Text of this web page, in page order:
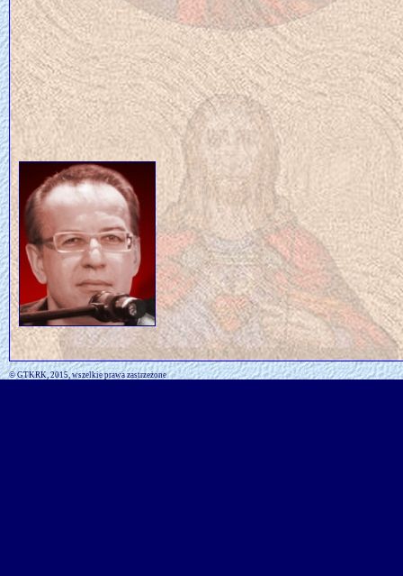
© GTKRK, 2015, wszelkie prawa zastrzeżone